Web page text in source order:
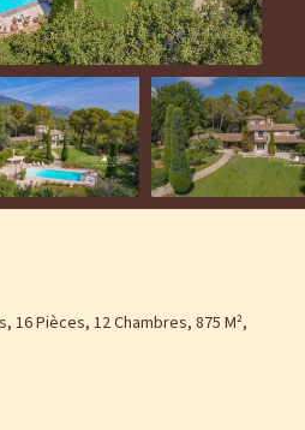
16 Pièces, 12 Chambres, 875 M²,